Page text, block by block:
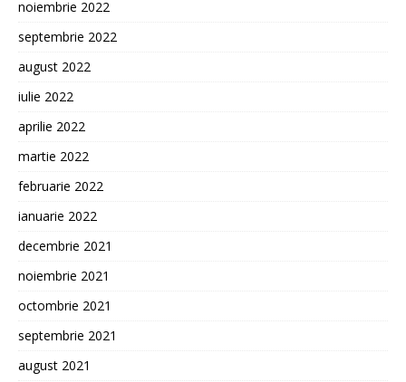
noiembrie 2022
septembrie 2022
august 2022
iulie 2022
aprilie 2022
martie 2022
februarie 2022
ianuarie 2022
decembrie 2021
noiembrie 2021
octombrie 2021
septembrie 2021
august 2021